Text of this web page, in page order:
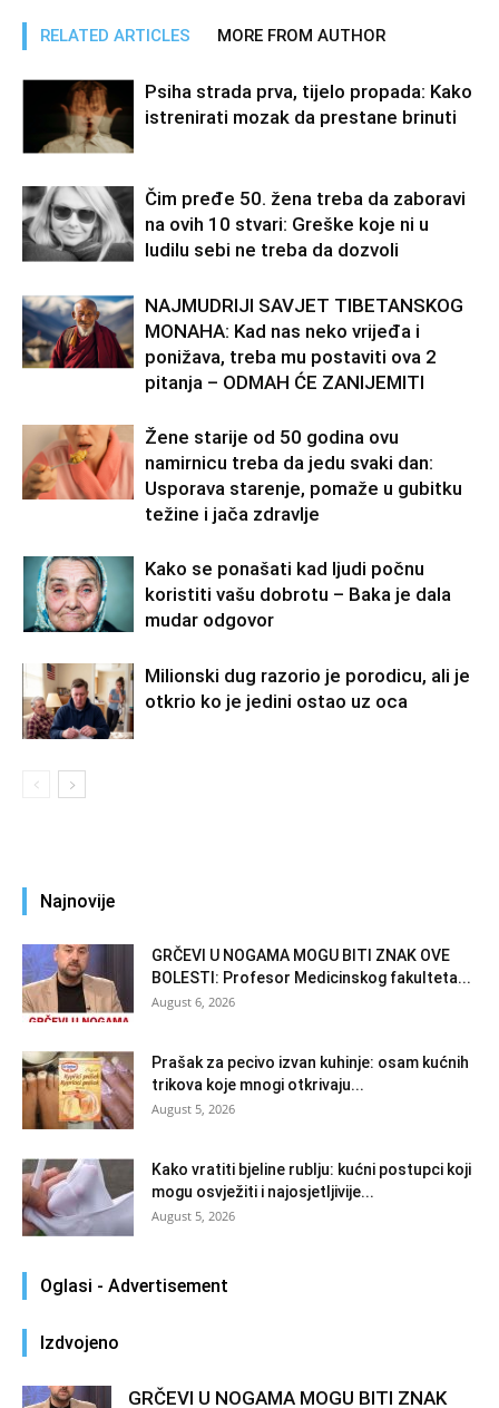
RELATED ARTICLES MORE FROM AUTHOR
Psiha strada prva, tijelo propada: Kako
istrenirati mozak da prestane brinuti
Čim pređe 50. žena treba da zaboravi
na ovih 10 stvari: Greške koje ni u
ludilu sebi ne treba da dozvoli
NAJMUDRIJI SAVJET TIBETANSKOG
MONAHA: Kad nas neko vrijeđa i
ponižava, treba mu postaviti ova 2
pitanja – ODMAH ĆE ZANIJEMITI
Žene starije od 50 godina ovu
namirnicu treba da jedu svaki dan:
Usporava starenje, pomaže u gubitku
težine i jača zdravlje
Kako se ponašati kad ljudi počnu
koristiti vašu dobrotu – Baka je dala
mudar odgovor
Milionski dug razorio je porodicu, ali je
otkrio ko je jedini ostao uz oca
Najnovije
GRČEVI U NOGAMA MOGU BITI ZNAK OVE
BOLESTI: Profesor Medicinskog fakulteta...
August 6, 2026
Prašak za pecivo izvan kuhinje: osam kućnih
trikova koje mnogi otkrivaju...
August 5, 2026
Kako vratiti bjeline rublju: kućni postupci koji
mogu osvježiti i najosjetljivije...
August 5, 2026
Oglasi - Advertisement
Izdvojeno
GRČEVI U NOGAMA MOGU BITI ZNAK